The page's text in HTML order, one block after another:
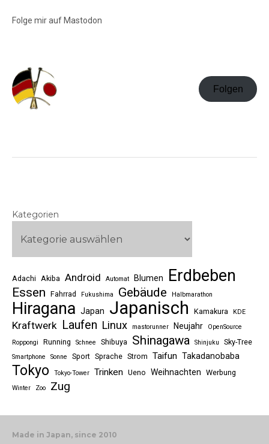
Folge mir auf Mastodon
Folgen
Kategorien
Adachi Akiba Android Automat Blumen Erdbeben
Essen Fahrrad Fukushima Gebäude Halbmarathon
Hiragana Japan Japanisch Kamakura KDE
Kraftwerk Laufen Linux mastorunner Neujahr
OpenSource
Roppongi
Running Schnee Shibuya Shinagawa Shinjuku Sky-Tree
Smartphone Sonne Sport Sprache Strom Taifun Takadanobaba
Tokyo Tokyo-Tower Trinken Ueno Weihnachten Werbung
Winter Zoo Zug
Made in Japan, since 2010